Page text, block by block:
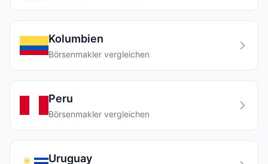
Kolumbien
Börsenmakler vergleichen
Peru
Börsenmakler vergleichen
Uruguay